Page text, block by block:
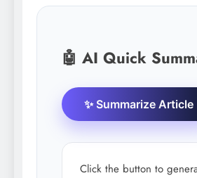
🤖 AI Quick
✨ Summarize Article
Click the button to